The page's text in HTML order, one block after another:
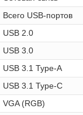
Всего USB-портов
USB 2.0
USB 3.0
USB 3.1 Type-A
USB 3.1 Type-C
VGA (RGB)